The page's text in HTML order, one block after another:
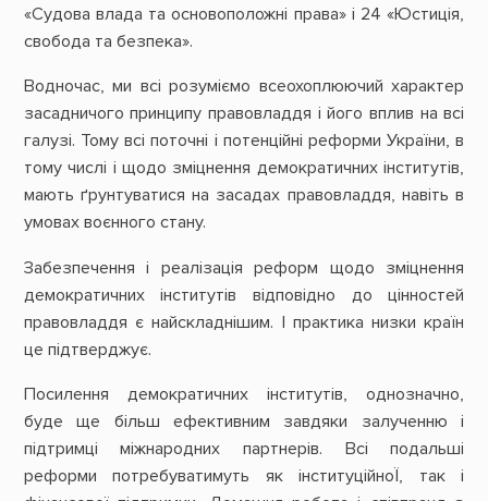
«Судова влада та основоположні права» і 24 «Юстиція,
свобода та безпека».
Водночас, ми всі розуміємо всеохоплюючий характер
засадничого принципу правовладдя і його вплив на всі
галузі. Тому всі поточні і потенційні реформи України, в
тому числі і щодо зміцнення демократичних інститутів,
мають ґрунтуватися на засадах правовладдя, навіть в
умовах воєнного стану.
Забезпечення і реалізація реформ щодо зміцнення
демократичних інститутів відповідно до цінностей
правовладдя є найскладнішим. І практика низки країн
це підтверджує.
Посилення демократичних інститутів, однозначно,
буде ще більш ефективним завдяки залученню і
підтримці міжнародних партнерів. Всі подальші
реформи потребуватимуть як інституційноЇ, так і